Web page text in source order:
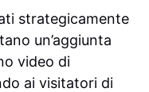
strategicamente
un’aggiunta
video di
ai visitatori di